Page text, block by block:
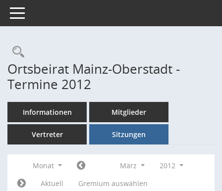
Toggle navigation
Rechercheauswahl
Ortsbeirat Mainz-Oberstadt -
Termine 2012
Informationen Mitglieder
Vertreter Sitzungen
Monat März
2012
Aktuell
Gremium auswählen